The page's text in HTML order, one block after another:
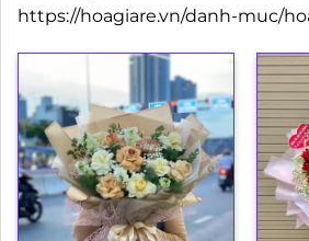
https://hoagiare.vn/danh-muc/